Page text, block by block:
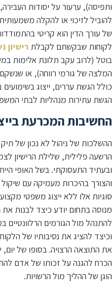
ותפיסה), ערעור על יסודות
להוביל לזיכוי או להקלה
של עורך הדין הוא קריטי
לקוחות שבקשתם לקבלת רישיון
בוטל (לרוב עקב תלונת אלימות
המלצה של גורמי רווחה), או
כולל הגשת עררים, ייצוג
הגשת עתירות מנהליות לבתי
החשיבות המכרעת
ההשלכות של ניהול לא נכון של
הרשעה פלילית, שלילת הרישיון
ובעתיד התעסוקתי. בשל האופי
והצורך בהיכרות מעמיקה עם
סוגיות אלו ללא ייצוג משפטי
מנוסה בתחום יודע כיצד לבנות את
להתנהל מול הגורמים
וכיצד להציג את נסיבותיו של
את התוצאה הרצויה. בסופו של יום,
הכרח להגנה על זכותו של אדם
הוגן של ההליך מול הרשויות.